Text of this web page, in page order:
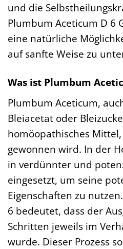
und die
Plumbum Aceticum D 6
eine natürliche
auf sanfte Weise zu
Was ist Plumbum
Plumbum Aceticum,
Bleiacetat oder
homöopathisches
gewonnen wird. In der
in verdünnter und
eingesetzt, um seine
Eigenschaften zu
6 bedeutet, dass der
Schritten jeweils im
wurde. Dieser Prozess